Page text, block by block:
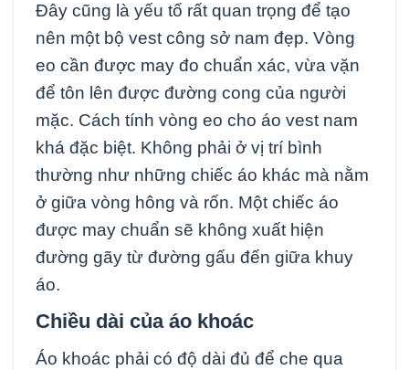
Đây cũng là yếu tố rất quan trọng để tạo
nên một bộ vest công sở nam đẹp. Vòng
eo cần được may đo chuẩn xác, vừa vặn
để tôn lên được đường cong của người
mặc. Cách tính vòng eo cho áo vest nam
khá đặc biệt. Không phải ở vị trí bình
thường như những chiếc áo khác mà nằm
ở giữa vòng hông và rốn. Một chiếc áo
được may chuẩn sẽ không xuất hiện
đường gãy từ đường gấu đến giữa khuy
áo.
Chiều dài của áo khoác
Áo khoác phải có độ dài đủ để che qua